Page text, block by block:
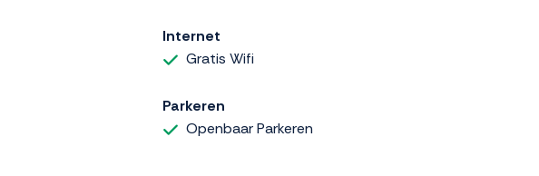
Internet
Gratis Wifi
Parkeren
Openbaar Parkeren